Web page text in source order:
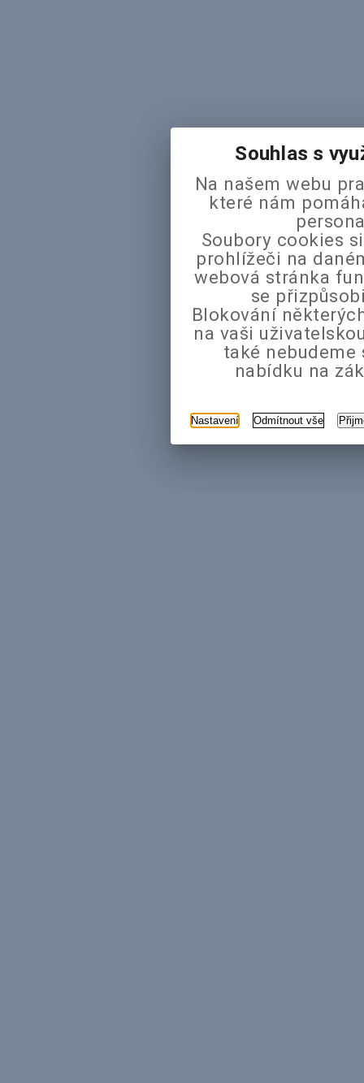
Souhlas s
Na našem webu
které nám
Soubory cookies
prohlížeči na
webová stránka
se
Blokování
na vaši
také
nabídku na
Nastavení Odmítnout vše